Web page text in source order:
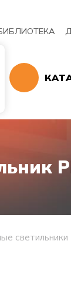
светильники